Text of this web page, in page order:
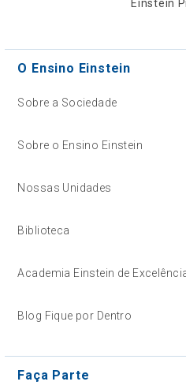
Einstein
O Ensino Einstein
Sobre a Sociedade
Sobre o Ensino Einstein
Nossas Unidades
Biblioteca
Academia Einstein de
Blog Fique por Dentro
Faça Parte